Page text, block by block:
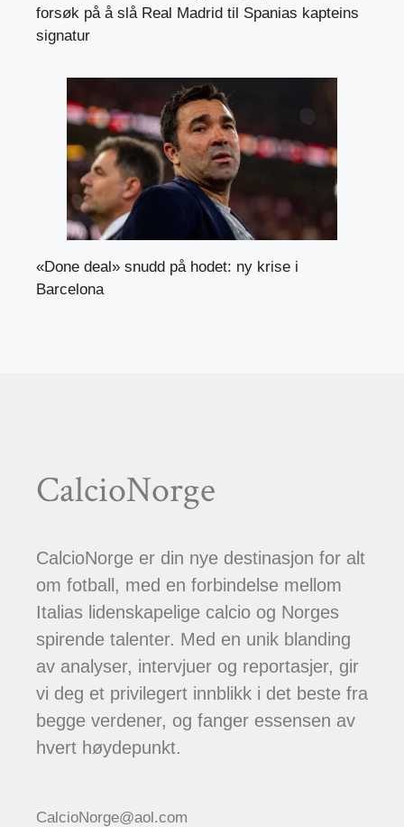
forsøk på å slå Real Madrid til Spanias kapteins
signatur
«Done deal» snudd på hodet: ny krise i
Barcelona
CalcioNorge
CalcioNorge er din nye destinasjon for alt
om fotball, med en forbindelse mellom
Italias lidenskapelige calcio og Norges
spirende talenter. Med en unik blanding
av analyser, intervjuer og reportasjer, gir
vi deg et privilegert innblikk i det beste fra
begge verdener, og fanger essensen av
hvert høydepunkt.
CalcioNorge@aol.com